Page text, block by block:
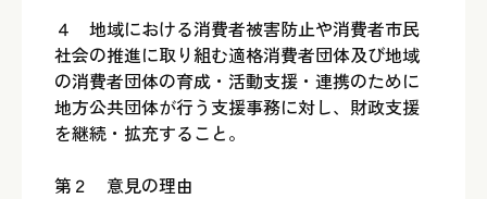
４ 地域における消費者被害防止や消費者市民
社会の推進に取り組む適格消費者団体及び地域
の消費者団体の育成・活動支援・連携のために
地方公共団体が行う支援事務に対し、財政支援
を継続・拡充すること。
第２ 意見の理由